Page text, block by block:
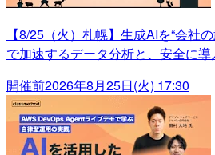
【8/25（火）札幌】生成AIを“会社
で加速するデータ分析と、安全に
開催前2026年8月25日(火) 17:30